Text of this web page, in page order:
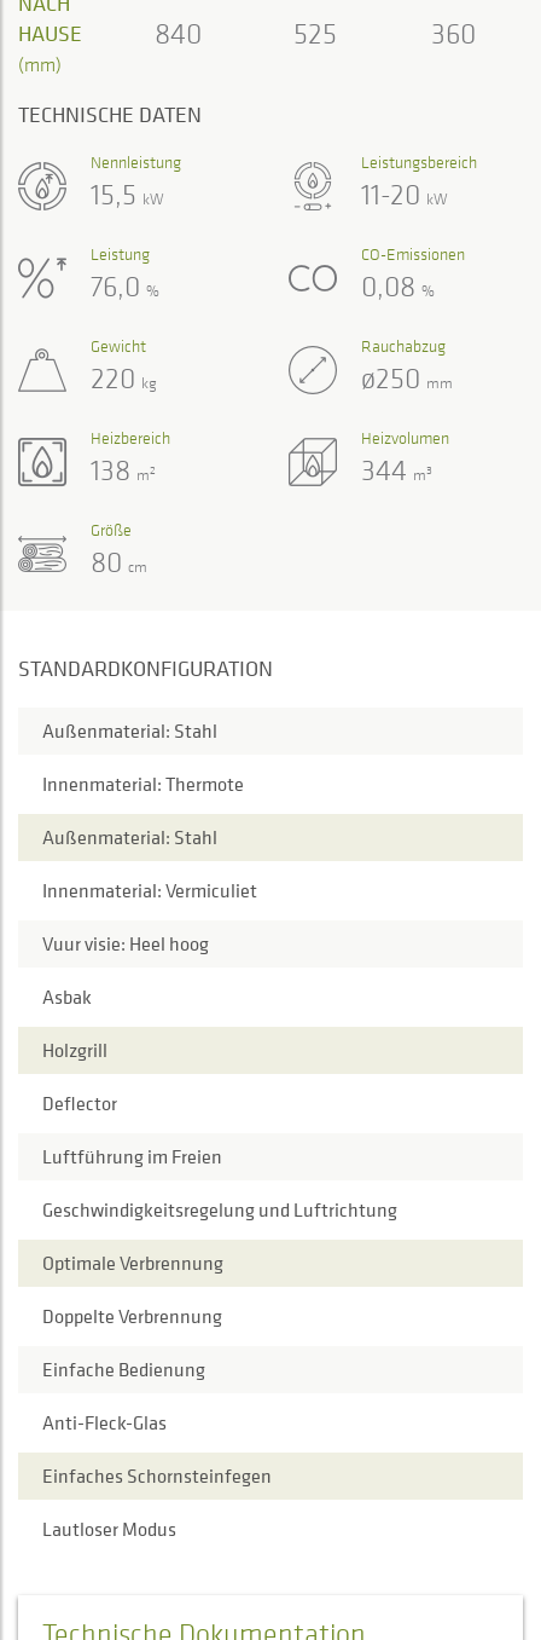
HAUSE
(mm)
840 525 360
TECHNISCHE DATEN
Leistungsbereich
11-20 kW
Nennleistung
15,5 kW
Leistung
76,0 %
CO-Emissionen
0,08 %
Heizvolumen
344 m3
Heizbereich
138 m2
Gewicht
220 kg
Rauchabzug
ø250 mm
Größe
80 cm
STANDARDKONFIGURATION
Außenmaterial: Stahl
Innenmaterial: Thermote
Außenmaterial: Stahl
Innenmaterial: Vermiculiet
Vuur visie: Heel hoog
Asbak
Holzgrill
Deflector
Luftführung im Freien
Geschwindigkeitsregelung und Luftrichtung
Optimale Verbrennung
Doppelte Verbrennung
Einfache Bedienung
Anti-Fleck-Glas
Einfaches Schornsteinfegen
Lautloser Modus
Technische Dokumentation